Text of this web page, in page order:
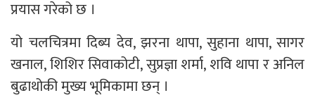
प्रयास गरेको छ ।
यो चलचित्रमा दिब्य देव, झरना थापा, सुहाना थापा, सागर
खनाल, शिशिर सिवाकोटी, सुप्रज्ञा शर्मा, शवि थापा र अनिल
बुढाथोकी मुख्य भूमिकामा छन् ।